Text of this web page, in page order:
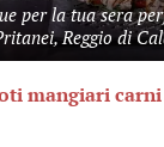
per la tua sera
Reggio di
mangiari